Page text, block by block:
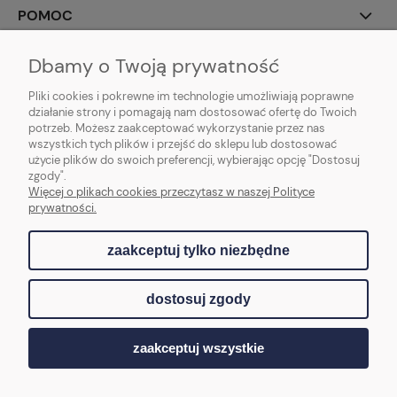
POMOC
INFORMACJE
O NAS
Andrea Landina
Sklep internetowy Shoper.pl
Dbamy o Twoją prywatność
Pliki cookies i pokrewne im technologie umożliwiają poprawne
działanie strony i pomagają nam dostosować ofertę do Twoich
potrzeb. Możesz zaakceptować wykorzystanie przez nas
wszystkich tych plików i przejść do sklepu lub dostosować
użycie plików do swoich preferencji, wybierając opcję "Dostosuj
zgody".
Więcej o plikach cookies przeczytasz w naszej Polityce
prywatności.
zaakceptuj tylko niezbędne
dostosuj zgody
zaakceptuj wszystkie